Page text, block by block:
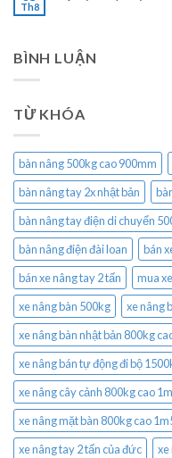
Th8
BÌNH LUẬN
TỪ KHÓA
bàn nâng 500kg cao 900mm
bàn nâng tay 2x nhật bản
bàn nâng tay điện di chuyển
bàn nâng điện đài loan
bán
bán xe nâng tay 2 tấn
mua
xe nâng bàn 500kg
xe nâng
xe nâng bàn nhật bản 800kg
xe nâng bán tự động đi bộ
xe nâng cây cảnh 800kg cao
xe nâng mặt bàn 800kg cao
xe nâng tay 2 tấn của đức
xe